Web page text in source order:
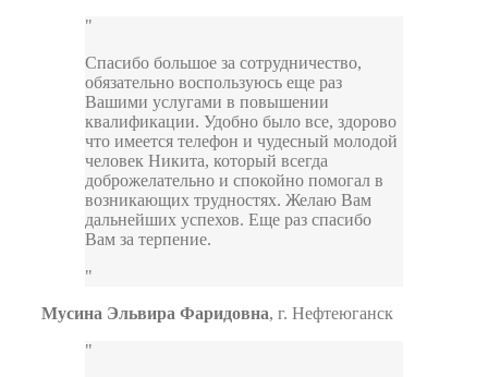
Спасибо большое за сотрудничество,
обязательно воспользуюсь еще раз
Вашими услугами в повышении
квалификации. Удобно было все, здорово
что имеется телефон и чудесный молодой
человек Никита, который всегда
доброжелательно и спокойно помогал в
возникающих трудностях. Желаю Вам
дальнейших успехов. Еще раз спасибо
Вам за терпение.
Мусина Эльвира Фаридовна, г. Нефтеюганск